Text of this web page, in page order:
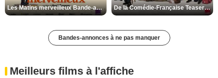
Les Matins merveilleux Bande-annonce VF De la Comédie-Française Teaser VF
Bandes-annonces à ne pas manquer
Meilleurs films à l'affiche